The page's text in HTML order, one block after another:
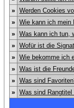
» Werden Cookies
» Wie kann ich mein
» Was kann ich tun,
» Wofür ist die
» Wie bekomme ich
» Was ist die
» Was sind
» Was sind Rangtitel